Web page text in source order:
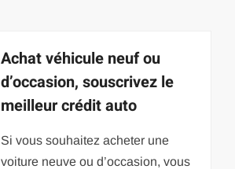
Achat véhicule neuf ou
d’occasion, souscrivez le
meilleur crédit auto
Si vous souhaitez acheter une
voiture neuve ou d’occasion, vous